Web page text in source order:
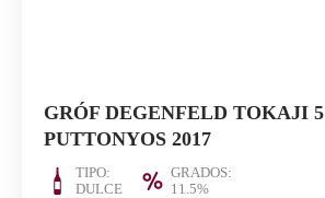
GRÓF DEGENFELD TOKAJI 5
PUTTONYOS 2017
TIPO:
DULCE
GRADOS:
11.5%